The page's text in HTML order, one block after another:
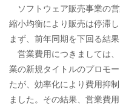
ソフトウェア販売事業の
縮小均衡により販売は停滞
まず、前年同期を下回る結果
営業費用につきましては
業の新規タイトルのプロモ
たが、効率化により費用抑
ました。その結果、営業費